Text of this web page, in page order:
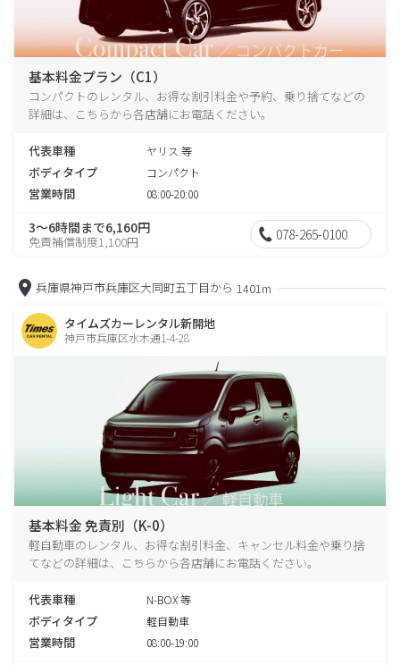
基本料金プラン（C1）
コンパクトのレンタル、お得な割引料金や予約、乗り捨てなどの
詳細は、こちらから各店舗にお電話ください。
代表車種 ヤリス 等
ボディタイプ コンパクト
営業時間 08:00-20:00
3～6時間まで6,160円
免責補償制度1,100円 078-265-0100
兵庫県神戸市兵庫区大同町五丁目から 1401m
タイムズカーレンタル新開地
神戸市兵庫区水木通1-4-28
基本料金 免責別（K-0）
軽自動車のレンタル、お得な割引料金、キャンセル料金や乗り捨
てなどの詳細は、こちらから各店舗にお電話ください。
代表車種 N-BOX 等
ボディタイプ 軽自動車
営業時間 08:00-19:00